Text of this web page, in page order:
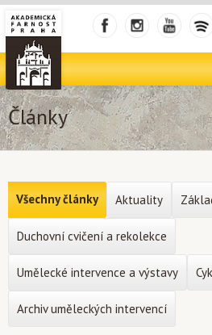
Články
Všechny články Aktuality
Duchovní cvičení a rekolekce
Umělecké intervence a výstavy
Archiv uměleckých intervencí